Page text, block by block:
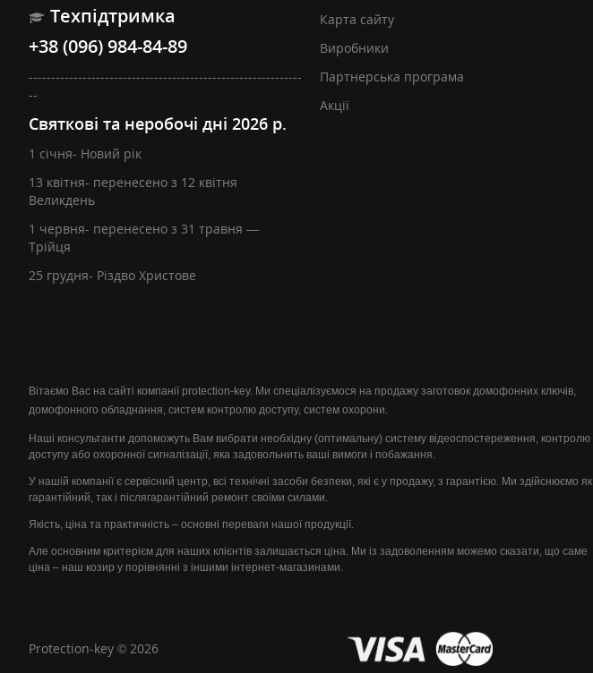
Техпідтримка
+38 (096) 984-84-89
-------------------------------------------------------------
--
Святкові та неробочі дні 2026 р.
1 січня- Новий рік
13 квітня- перенесено з 12 квітня
Великдень
1 червня- перенесено з 31 травня —
Трійця
25 грудня- Різдво Христове
Карта сайту
Виробники
Партнерська програма
Акції
Вітаємо Вас на сайті компанії protection-key. Ми спеціалізуємося на продажу заготовок домофонних ключів,
домофонного обладнання, систем контролю доступу, систем охорони.
Наші консультанти допоможуть Вам вибрати необхідну (оптимальну) систему відеоспостереження, контролю
доступу або охоронної сигналізації, яка задовольнить ваші вимоги і побажання.
У нашій компанії є сервісний центр, всі технічні засоби безпеки, які є у продажу, з гарантією. Ми здійснюємо як
гарантійний, так і післягарантійний ремонт своїми силами.
Якість, ціна та практичність – основні переваги нашої продукції.
Але основним критерієм для наших клієнтів залишається ціна. Ми із задоволенням можемо сказати, що саме
ціна – наш козир у порівнянні з іншими інтернет-магазинами.
Protection-key © 2026